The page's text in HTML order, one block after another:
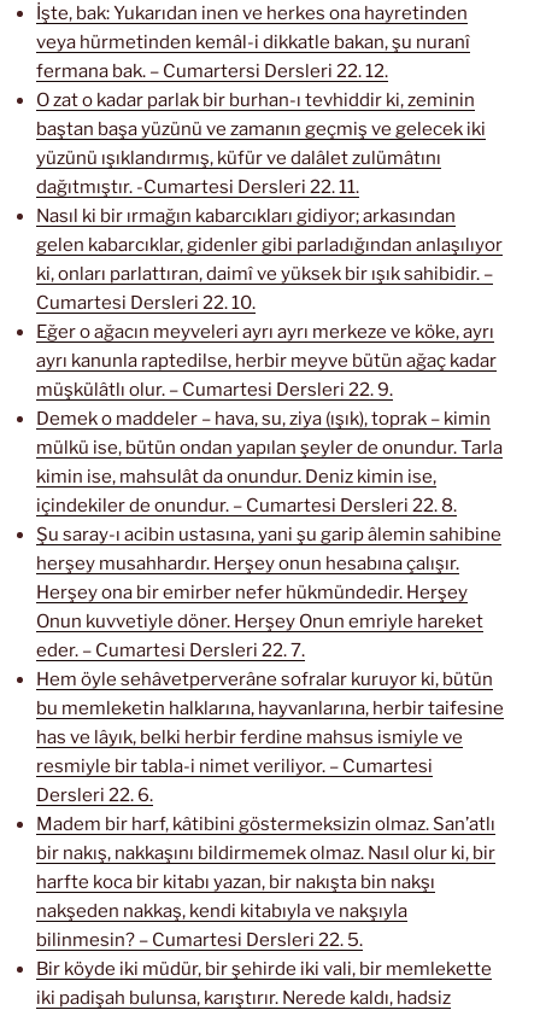
İşte, bak: Yukarıdan inen ve herkes ona hayretinden
veya hürmetinden kemâl-i dikkatle bakan, şu nuranî
fermana bak. – Cumartersi Dersleri 22. 12.
O zat o kadar parlak bir burhan-ı tevhiddir ki, zeminin
baştan başa yüzünü ve zamanın geçmiş ve gelecek iki
yüzünü ışıklandırmış, küfür ve dalâlet zulümâtını
dağıtmıştır. -Cumartesi Dersleri 22. 11.
Nasıl ki bir ırmağın kabarcıkları gidiyor; arkasından
gelen kabarcıklar, gidenler gibi parladığından anlaşılıyor
ki, onları parlattıran, daimî ve yüksek bir ışık sahibidir. –
Cumartesi Dersleri 22. 10.
Eğer o ağacın meyveleri ayrı ayrı merkeze ve köke, ayrı
ayrı kanunla raptedilse, herbir meyve bütün ağaç kadar
müşkülâtlı olur. – Cumartesi Dersleri 22. 9.
Demek o maddeler – hava, su, ziya (ışık), toprak – kimin
mülkü ise, bütün ondan yapılan şeyler de onundur. Tarla
kimin ise, mahsulât da onundur. Deniz kimin ise,
içindekiler de onundur. – Cumartesi Dersleri 22. 8.
Şu saray-ı acibin ustasına, yani şu garip âlemin sahibine
herşey musahhardır. Herşey onun hesabına çalışır.
Herşey ona bir emirber nefer hükmündedir. Herşey
Onun kuvvetiyle döner. Herşey Onun emriyle hareket
eder. – Cumartesi Dersleri 22. 7.
Hem öyle sehâvetperverâne sofralar kuruyor ki, bütün
bu memleketin halklarına, hayvanlarına, herbir taifesine
has ve lâyık, belki herbir ferdine mahsus ismiyle ve
resmiyle bir tabla-i nimet veriliyor. – Cumartesi
Dersleri 22. 6.
Madem bir harf, kâtibini göstermeksizin olmaz. San’atlı
bir nakış, nakkaşını bildirmemek olmaz. Nasıl olur ki, bir
harfte koca bir kitabı yazan, bir nakışta bin nakşı
nakşeden nakkaş, kendi kitabıyla ve nakşıyla
bilinmesin? – Cumartesi Dersleri 22. 5.
Bir köyde iki müdür, bir şehirde iki vali, bir memlekette
iki padişah bulunsa, karıştırır. Nerede kaldı, hadsiz